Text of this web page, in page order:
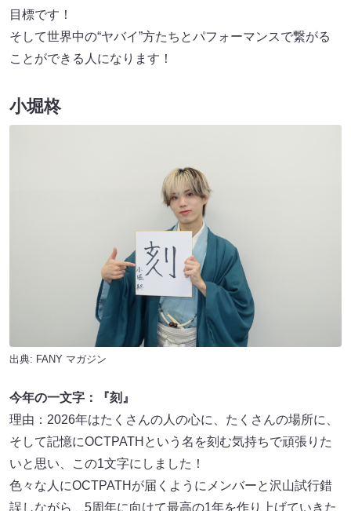
目標です！
そして世界中の“ヤバイ”方たちとパフォーマンスで繋がる
ことができる人になります！
小堀柊
出典: FANY マガジン
今年の一文字：『刻』
理由：2026年はたくさんの人の心に、たくさんの場所に、
そして記憶にOCTPATHという名を刻む気持ちで頑張りた
いと思い、この1文字にしました！
色々な人にOCTPATHが届くようにメンバーと沢山試行錯
誤しながら、5周年に向けて最高の1年を作り上げていきた